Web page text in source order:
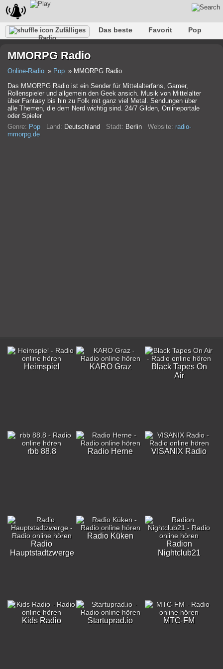
Zufälliges
Radio
Das beste Favorit
Pop
Rap
Trans Falk
MMORPG Radio
Online-Radio Pop
MMORPG Radio
Das MMORPG Radio ist ein Sender für Mittelalterfans, Gamer,
Rollenspieler und allgemein den Geek ansich. Musik von Mittelalter
über Fantasy bis hin zu Folk mit ganz viel Metal. Sendungen über
alle Themen, die dem Nerd wichtig sind. 24/7 Gilden, Onlineportale
oder Spieler
Genre: Pop Land: Deutschland Stadt: Berlin Website: radio-
mmorpg.de
Heimspiel KARO Graz
Black Tapes On
Air
rbb 88.8 Radio Herne VISANIX Radio
Radio
Hauptstadtzwerge
Radio Küken
Radion
Nightclub21
Kids Radio Startuprad.io MTC-FM